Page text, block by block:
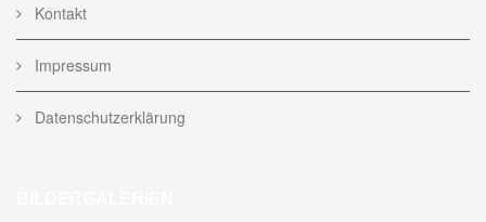
Kontakt
Impressum
Datenschutzerklärung